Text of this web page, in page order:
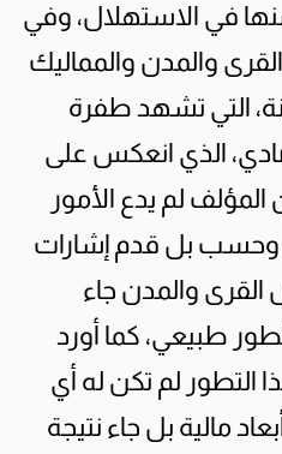
في الاستهلال، وفي
والمدن والمماليك
التي تشهد طفرة
الذي انعكس على
المؤلف لم يدع الأمور
وحسب بل قدم إشارات
والمدن جاء
طبيعي، كما أورد
التطور لم تكن له أي
مالية بل جاء نتيجة